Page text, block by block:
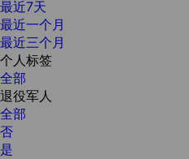
最近7天
最近一个月
最近三个月
个人标签
全部
退役军人
全部
否
是